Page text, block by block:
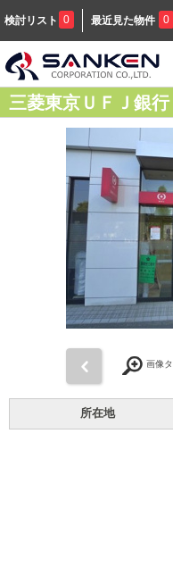
検討リスト 0 最近見た物件 0
三菱東京ＵＦＪ銀
画像
所在地